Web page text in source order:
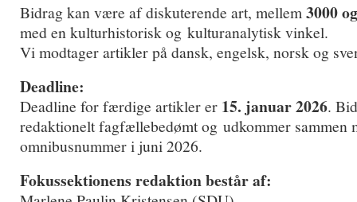
Bidrag kan være af diskuterende art, mellem3000
med en kulturhistorisk og kulturanalytisk vinkel.
Vi modtager artikler på dansk, engelsk, norsk og
Deadline:
Deadline for færdige artikler er 15. januar 2026.
redaktionelt fagfællebedømt og udkommer sammen
omnibusnummer i juni 2026.
Fokussektionens redaktion består af: